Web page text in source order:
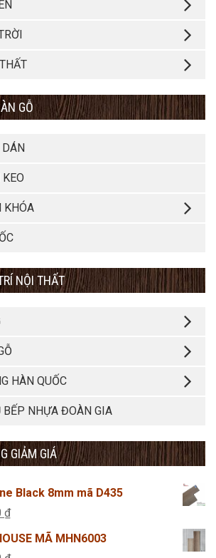
GỖ
KHÓA
NỘI THẤT
HÀN QUỐC
NHỰA ĐOÀN GIA
GIẢM GIÁ
Black 8mm mã D435
₫Giá
hiện
tại
MÃ MHN6003